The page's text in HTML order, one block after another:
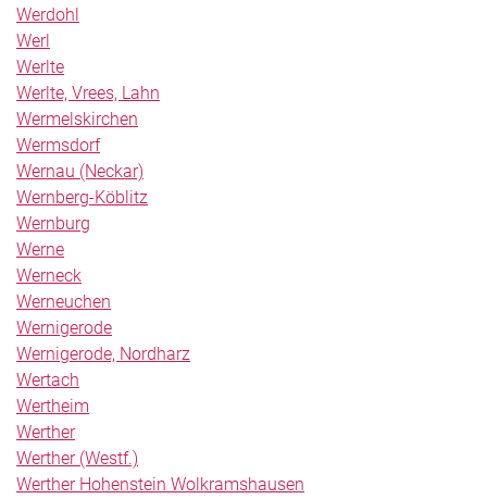
Werdohl
Werl
Werlte
Werlte, Vrees, Lahn
Wermelskirchen
Wermsdorf
Wernau (Neckar)
Wernberg-Köblitz
Wernburg
Werne
Werneck
Werneuchen
Wernigerode
Wernigerode, Nordharz
Wertach
Wertheim
Werther
Werther (Westf.)
Werther Hohenstein Wolkramshausen